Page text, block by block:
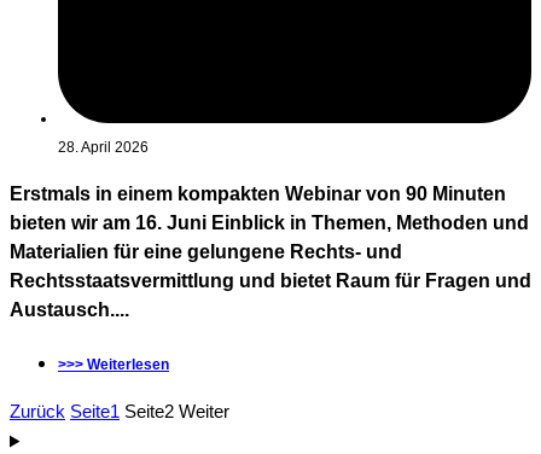
28. April 2026
Erstmals in einem kompakten Webinar von 90 Minuten
bieten wir am 16. Juni Einblick in Themen, Methoden und
Materialien für eine gelungene Rechts- und
Rechtsstaatsvermittlung und bietet Raum für Fragen und
Austausch....
>>> Weiterlesen
Zurück Seite1 Seite2 Weiter